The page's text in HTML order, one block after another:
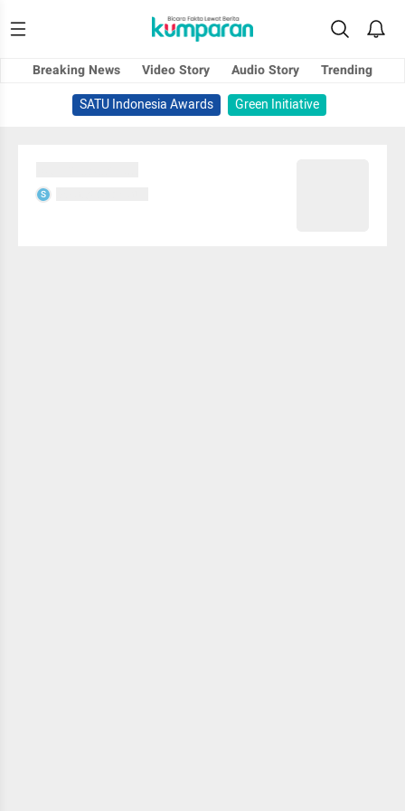
Breaking News Video Story Audio Story
Trending
SATU Indonesia Awards
Green Initiative
S